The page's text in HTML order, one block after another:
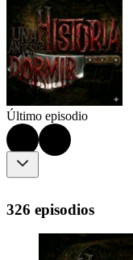
Último episodio
326 episodios